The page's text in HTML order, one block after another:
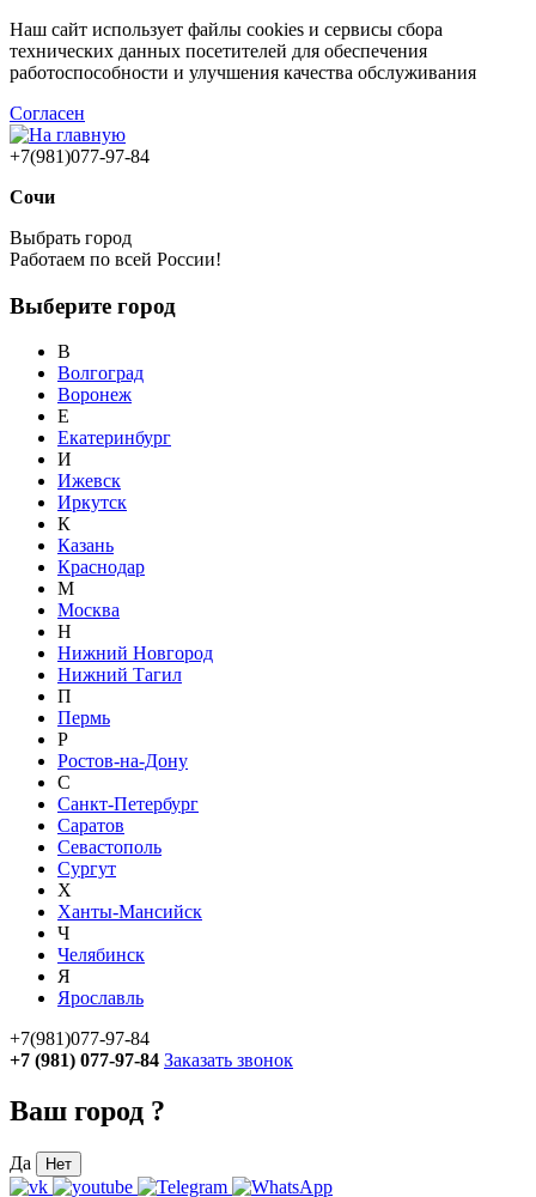
Наш сайт использует файлы cookies и сервисы сбора
технических данных посетителей для обеспечения
работоспособности и улучшения качества обслуживания
Согласен
+7(981)077-97-84
Сочи
Выбрать город
Работаем по всей России!
Выберите город
В
Волгоград
Воронеж
Е
Екатеринбург
И
Ижевск
Иркутск
К
Казань
Краснодар
М
Москва
Н
Нижний Новгород
Нижний Тагил
П
Пермь
Р
Ростов-на-Дону
С
Санкт-Петербург
Саратов
Севастополь
Сургут
Х
Ханты-Мансийск
Ч
Челябинск
Я
Ярославль
+7(981)077-97-84
+7 (981) 077-97-84 Заказать звонок
Ваш город ?
Да Нет